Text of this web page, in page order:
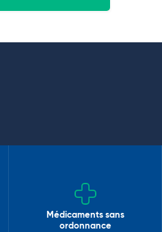
Médicaments sans
ordonnance